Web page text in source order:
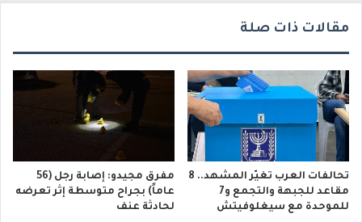
مقالات ذات صلة
تحالفات العرب تغيّر المشهد.. 8
مقاعد للجبهة والتجمع و7
للموحدة مع سيغلوفيتش
مفرق مجيدو: إصابة رجل (56
عاماً) بجراح متوسطة إثر تعرضه
لحادثة عنف